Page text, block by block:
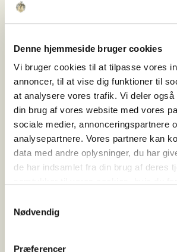
Denne hjemmeside bruger cookies
Vi bruger cookies til at tilpasse vores
annoncer, til at vise dig funktioner til
at analysere vores trafik. Vi deler også
din brug af vores website med vores
sociale medier, annonceringspartnere
analysepartnere. Vores partnere kan
data med andre oplysninger, du har
de har indsamlet fra din brug af deres
Nødvendig
Præferencer
Grønnegade
Grønnegade 56-58/Nørregade 55,
8000 Aarhus C